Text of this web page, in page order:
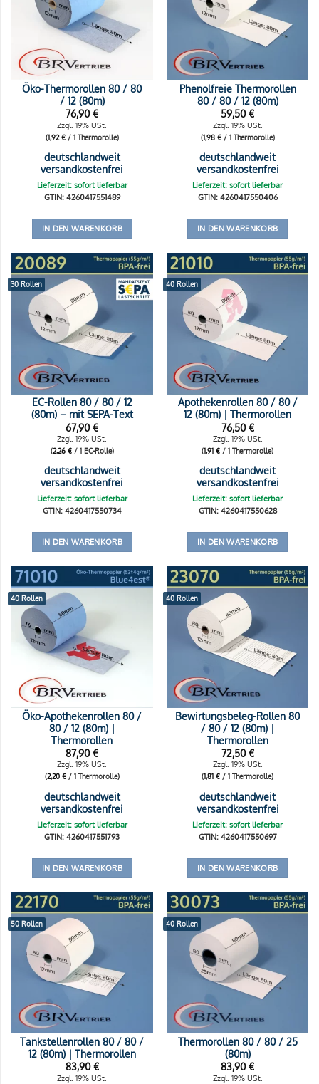
Öko-Thermorollen 80 / 80
/ 12 (80m)
76,90€
Zzgl. 19% USt.
(1,92€/ 1 Thermorolle)
deutschlandweit
versandkostenfrei
Lieferzeit: sofort lieferbar
GTIN: 4260417551489
IN DEN WARENKORB
Phenolfreie Thermorollen
80 / 80 / 12 (80m)
59,50€
Zzgl. 19% USt.
(1,98 €/ 1 Thermorolle)
deutschlandweit
versandkostenfrei
Lieferzeit: sofort lieferbar
GTIN: 4260417550406
IN DEN WARENKORB
30 Rollen
EC-Rollen 80 / 80 / 12
(80m) – mit SEPA-Text
67,90€
Zzgl. 19% USt.
(2,26 €/ 1 EC-Rolle)
deutschlandweit
versandkostenfrei
Lieferzeit: sofort lieferbar
GTIN: 4260417550734
IN DEN WARENKORB
40 Rollen
Apothekenrollen 80 / 80 /
12 (80m) | Thermorollen
76,50€
Zzgl. 19% USt.
(1,91€ / 1 Thermorolle)
deutschlandweit
versandkostenfrei
Lieferzeit: sofort lieferbar
GTIN: 4260417550628
IN DEN WARENKORB
40 Rollen
Öko-Apothekenrollen 80 /
80 / 12 (80m) |
Thermorollen
87,90€
Zzgl. 19% USt.
(2,20 €/ 1 Thermorolle)
deutschlandweit
versandkostenfrei
Lieferzeit: sofort lieferbar
GTIN: 4260417551793
IN DEN WARENKORB
40 Rollen
Bewirtungsbeleg-Rollen 80
/ 80 / 12 (80m) |
Thermorollen
72,50€
Zzgl. 19% USt.
(1,81€ / 1 Thermorolle)
deutschlandweit
versandkostenfrei
Lieferzeit: sofort lieferbar
GTIN: 4260417550697
IN DEN WARENKORB
50 Rollen
Tankstellenrollen 80 / 80 /
12 (80m) | Thermorollen
83,90€
Zzgl. 19% USt.
40 Rollen
Thermorollen 80 / 80 / 25
(80m)
83,90€
Zzgl. 19% USt.